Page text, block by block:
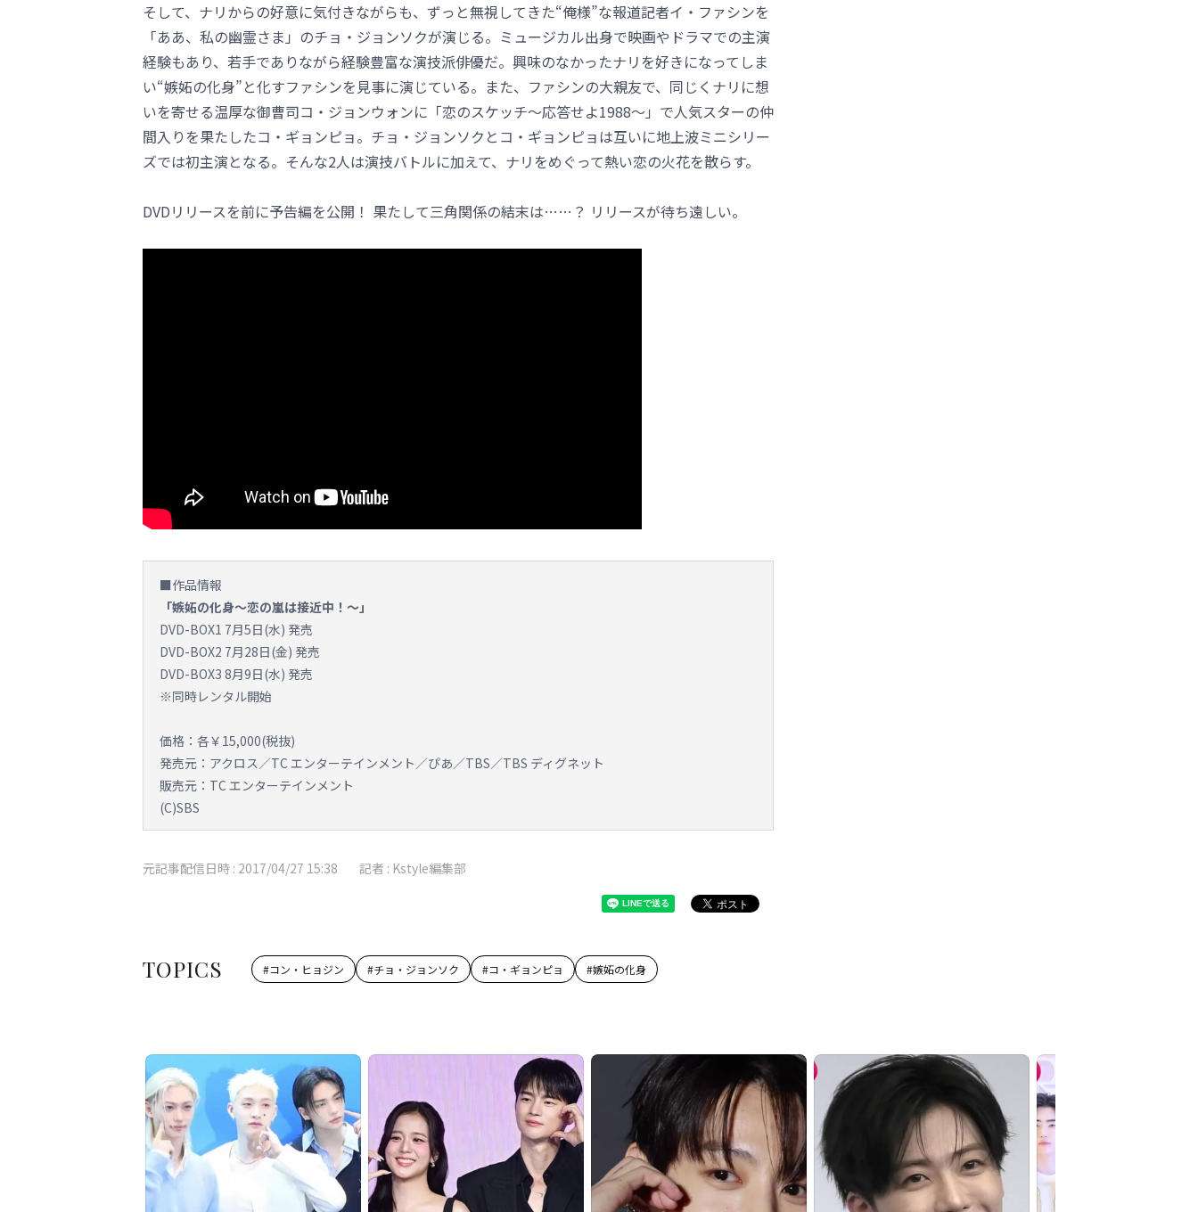
そして、ナリからの好意に気付きながらも、ずっと無視してきた“俺様”な報道記者イ・ファシンを
「ああ、私の幽霊さま」のチョ・ジョンソクが演じる。ミュージカル出身で映画やドラマでの主演
経験もあり、若手でありながら経験豊富な演技派俳優だ。興味のなかったナリを好きになってしま
い“嫉妬の化身”と化すファシンを見事に演じている。また、ファシンの大親友で、同じくナリに想
いを寄せる温厚な御曹司コ・ジョンウォンに「恋のスケッチ～応答せよ1988～」で人気スターの仲
間入りを果たしたコ・ギョンピョ。チョ・ジョンソクとコ・ギョンピョは互いに地上波ミニシリー
ズでは初主演となる。そんな2人は演技バトルに加えて、ナリをめぐって熱い恋の火花を散らす。
DVDリリースを前に予告編を公開！ 果たして三角関係の結末は……？ リリースが待ち遠しい。
■作品情報
「嫉妬の化身～恋の嵐は接近中！～」
DVD-BOX1 7月5日(水) 発売
DVD-BOX2 7月28日(金) 発売
DVD-BOX3 8月9日(水) 発売
※同時レンタル開始
価格：各￥15,000(税抜)
発売元：アクロス／TC エンターテインメント／ぴあ／TBS／TBS ディグネット
販売元：TC エンターテインメント
(C)SBS
元記事配信日時 : 2017/04/27 15:38 記者 : Kstyle編集部
TOPICS #コン・ヒョジン #チョ・ジョンソク #コ・ギョンピョ #嫉妬の化身